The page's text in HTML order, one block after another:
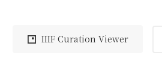
IIIF Curation Viewer